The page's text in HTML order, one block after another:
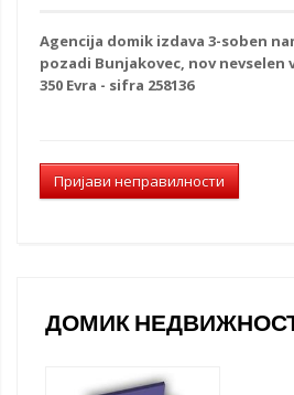
Agencija domik izdava 3-soben
pozadi Bunjakovec, nov nevselen
350 Evra - sifra 258136
Пријави неправилности
ДОМИК